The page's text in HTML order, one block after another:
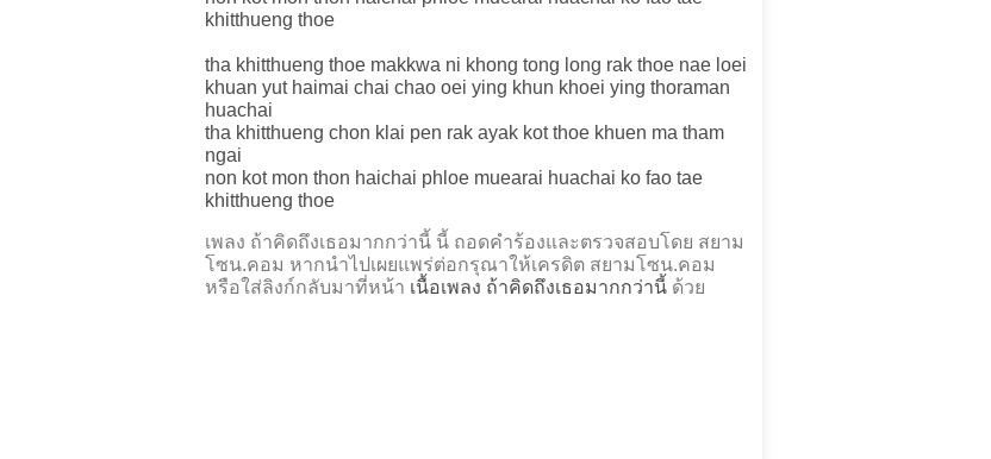
khitthueng thoe
tha khitthueng thoe makkwa ni khong tong long rak thoe nae loei
khuan yut haimai chai chao oei ying khun khoei ying thoraman
huachai
tha khitthueng chon klai pen rak ayak kot thoe khuen ma tham
ngai
non kot mon thon haichai phloe muearai huachai ko fao tae
khitthueng thoe
เพลง ถ้าคิดถึงเธอมากกว่านี้ นี้ ถอดคำร้องและตรวจสอบโดย สยาม
โซน.คอม หากนำไปเผยแพร่ต่อกรุณาให้เครดิต สยามโซน.คอม
หรือใส่ลิงก์กลับมาที่หน้า เนื้อเพลง ถ้าคิดถึงเธอมากกว่านี้ ด้วย